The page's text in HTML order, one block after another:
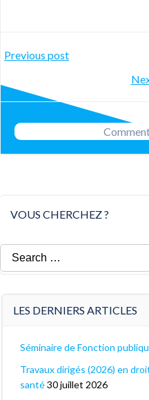
Post
navigation
Previous post
VOUS CHERCHEZ ?
Search
for:
LES DERNIERS ARTICLES
Séminaire de Fonction
Travaux dirigés (2026) en
santé30 juillet 2026